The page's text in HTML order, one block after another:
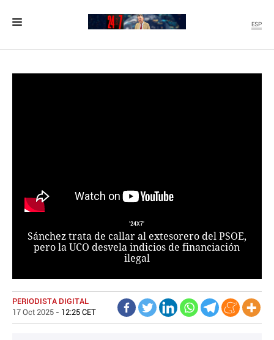
ESP
TECNOLOGÍA
CULTURA
GENTE
CRIMEN Y CASTIGO
'24X7'
Sánchez trata de callar al extesorero del PSOE,
pero la UCO desvela indicios de financiación
ilegal
PERIODISTA DIGITAL
17 Oct 2025 - 12:25 CET